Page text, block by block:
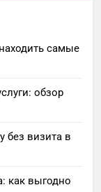
самые
обзор
без визита в
как выгодно